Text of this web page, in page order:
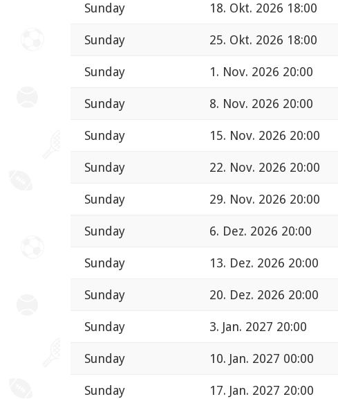
Sunday 18. Okt. 2026 18:00
Sunday 25. Okt. 2026 18:00
Sunday 1. Nov. 2026 20:00
Sunday 8. Nov. 2026 20:00
Sunday 15. Nov. 2026 20:00
Sunday 22. Nov. 2026 20:00
Sunday 29. Nov. 2026 20:00
Sunday 6. Dez. 2026 20:00
Sunday 13. Dez. 2026 20:00
Sunday 20. Dez. 2026 20:00
Sunday 3. Jan. 2027 20:00
Sunday 10. Jan. 2027 00:00
Sunday 17. Jan. 2027 20:00